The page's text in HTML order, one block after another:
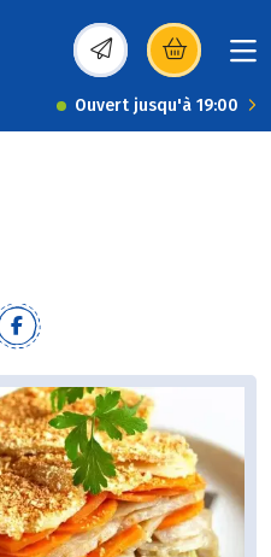
(s’ouvre dans une
Ouvert jusqu'à 19:00